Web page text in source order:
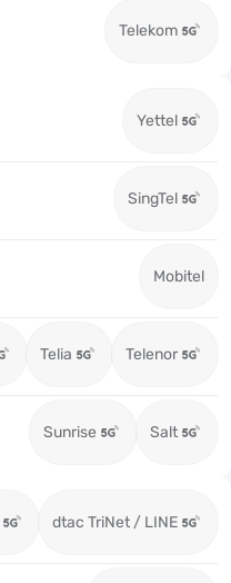
Telekom
Yettel
SingTel
Mobitel
Telia Telenor
Sunrise Salt
dtac TriNet / LINE